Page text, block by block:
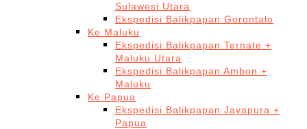
Sulawesi Utara
Ekspedisi Balikpapan Gorontalo
Ke Maluku
Ekspedisi Balikpapan Ternate +
Maluku Utara
Ekspedisi Balikpapan Ambon +
Maluku
Ke Papua
Ekspedisi Balikpapan Jayapura +
Papua